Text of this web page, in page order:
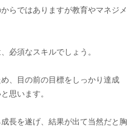
らではありますが教育やマネジメ
必須なスキルでしょう。
、目の前の目標をしっかり達成
思います。
長を遂げ、結果が出て当然だと胸